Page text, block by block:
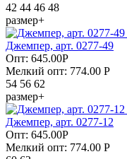
42 44 46 48
размер+
Джемпер, арт. 0277-49
Опт: 645.00Р
Мелкий опт: 774.00 Р
54 56 62
размер+
Джемпер, арт. 0277-12
Опт: 645.00Р
Мелкий опт: 774.00 Р